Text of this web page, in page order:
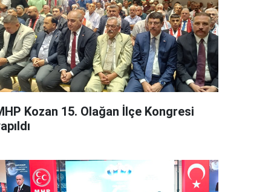
Kozan 15. Olağan İlçe Kongresi